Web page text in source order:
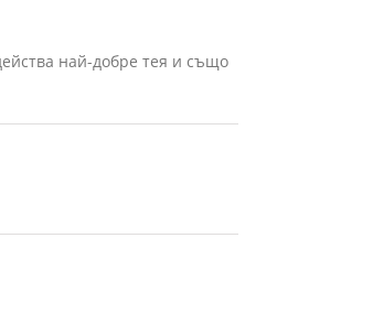
най-добре тея и също